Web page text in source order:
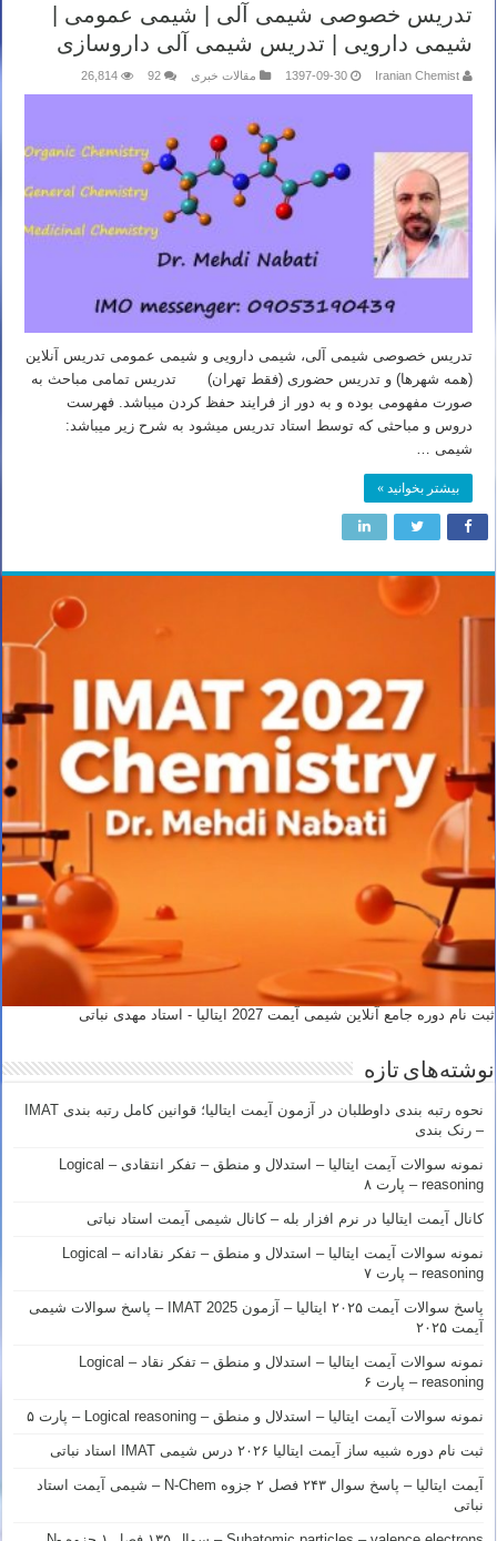
تدریس خصوصی شیمی آلی | شیمی عمومی |
شیمی دارویی | تدریس شیمی آلی داروسازی
Iranian Chemist
1397-09-30 مقالات خبری 92
26,814
تدریس خصوصی شیمی آلی، شیمی دارویی و شیمی عمومی تدریس آنلاین
(همه شهرها) و تدریس حضوری (فقط تهران) تدریس تمامی مباحث به
صورت مفهومی بوده و به دور از فرایند حفظ کردن میباشد. فهرست
دروس و مباحثی که توسط استاد تدریس میشود به شرح زیر میباشد:
شیمی …
بیشتر بخوانید »
ثبت نام دوره جامع آنلاین شیمی آیمت 2027 ایتالیا - استاد مهدی نباتی
نوشته‌های تازه
نحوه رتبه بندی داوطلبان در آزمون آیمت ایتالیا؛ قوانین کامل رتبه بندی IMAT
– رنک بندی
نمونه سوالات آیمت ایتالیا – استدلال و منطق – تفکر انتقادی – Logical
reasoning – پارت ۸
کانال آیمت ایتالیا در نرم افزار بله – کانال شیمی آیمت استاد نباتی
نمونه سوالات آیمت ایتالیا – استدلال و منطق – تفکر نقادانه – Logical
reasoning – پارت ۷
پاسخ سوالات آیمت ۲۰۲۵ ایتالیا – آزمون IMAT 2025 – پاسخ سوالات شیمی
آیمت ۲۰۲۵
نمونه سوالات آیمت ایتالیا – استدلال و منطق – تفکر نقاد – Logical
reasoning – پارت ۶
نمونه سوالات آیمت ایتالیا – استدلال و منطق – Logical reasoning – پارت ۵
ثبت نام دوره شبیه ساز آیمت ایتالیا ۲۰۲۶ درس شیمی IMAT استاد نباتی
آیمت ایتالیا – پاسخ سوال ۲۴۳ فصل ۲ جزوه N-Chem – شیمی آیمت استاد
نباتی